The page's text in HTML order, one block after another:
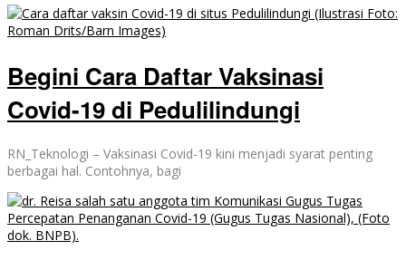
Begini Cara Daftar Vaksinasi
Covid-19 di Pedulilindungi
RN_Teknologi – Vaksinasi Covid-19 kini menjadi syarat penting
berbagai hal. Contohnya, bagi